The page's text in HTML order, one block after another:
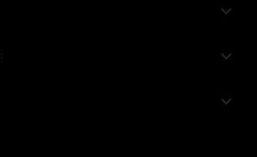


